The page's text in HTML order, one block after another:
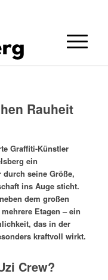
Rauheit
Graffiti-Künstler
ein
seine Größe,
ins Auge sticht.
dem großen
Etagen – ein
das in der
kraftvoll wirkt.
Crew?